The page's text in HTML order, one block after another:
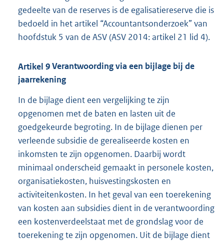
gedeelte van de reserves is de egalisatiereserve die is
bedoeld in het artikel “Accountantsonderzoek” van
hoofdstuk 5 van de ASV (ASV 2014: artikel 21 lid 4).
Artikel 9Verantwoording via een bijlage bij de
jaarrekening
In de bijlage dient een vergelijking te zijn
opgenomen met de baten en lasten uit de
goedgekeurde begroting. In de bijlage dienen per
verleende subsidie de gerealiseerde kosten en
inkomsten te zijn opgenomen. Daarbij wordt
minimaal onderscheid gemaakt in personele kosten,
organisatiekosten, huisvestingskosten en
activiteitenkosten. In het geval van een toerekening
van kosten aan subsidies dient in de verantwoording
een kostenverdeelstaat met de grondslag voor de
toerekening te zijn opgenomen. Uit de bijlage dient